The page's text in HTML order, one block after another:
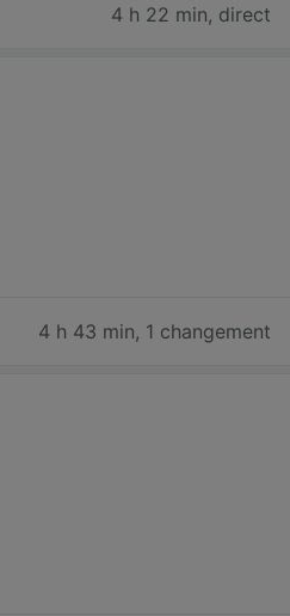
4 h 22 min, direct
4 h 43 min, 1 changement